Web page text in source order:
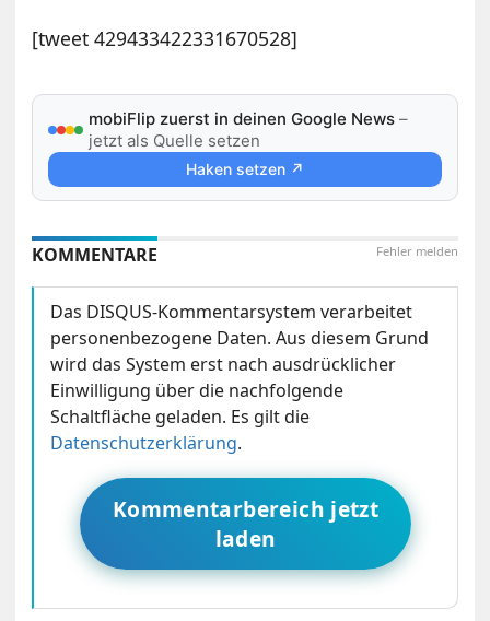
[tweet 429433422331670528]
mobiFlip zuerst in deinen Google News –
jetzt als Quelle setzen
Haken setzen ↗
Fehler melden
KOMMENTARE
Das DISQUS-Kommentarsystem verarbeitet
personenbezogene Daten. Aus diesem Grund
wird das System erst nach ausdrücklicher
Einwilligung über die nachfolgende
Schaltfläche geladen. Es gilt die
Datenschutzerklärung.
Kommentarbereich jetzt
laden